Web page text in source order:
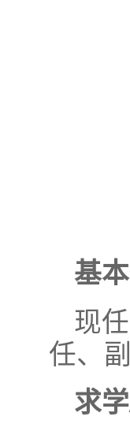
基
现
任、
求